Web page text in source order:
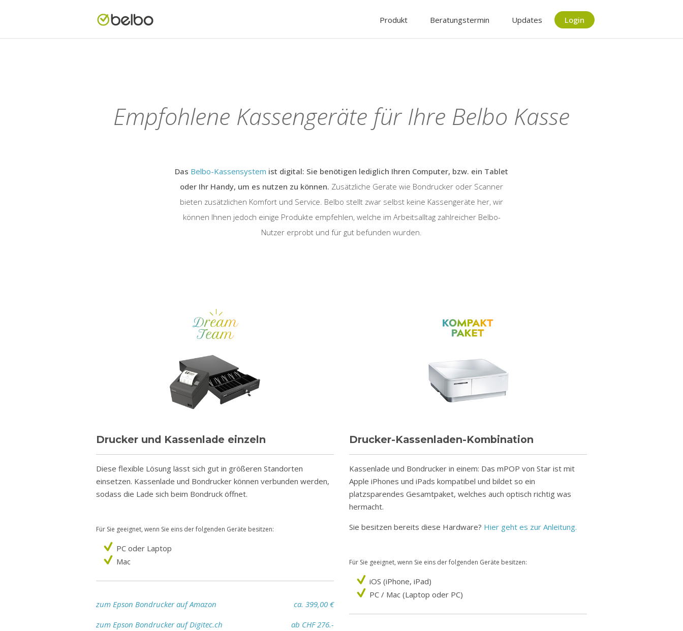
Produkt Beratungstermin Updates Login
Empfohlene Kassengeräte für Ihre Belbo Kasse
Das Belbo-Kassensystem ist digital: Sie benötigen lediglich Ihren Computer, bzw. ein Tablet
oder Ihr Handy, um es nutzen zu können. Zusätzliche Gerate wie Bondrucker oder Scanner
bieten zusätzlichen Komfort und Service. Belbo stellt zwar selbst keine Kassengeräte her, wir
können Ihnen jedoch einige Produkte empfehlen, welche im Arbeitsalltag zahlreicher Belbo-
Nutzer erprobt und für gut befunden wurden.
Drucker und Kassenlade einzeln
Diese flexible Lösung lässt sich gut in größeren Standorten
einsetzen. Kassenlade und Bondrucker können verbunden werden,
sodass die Lade sich beim Bondruck öffnet.
Für Sie geeignet, wenn Sie eins der folgenden Geräte besitzen:
PC oder Laptop
Mac
zum Epson Bondrucker auf Amazon
ca. 399,00 €
zum Epson Bondrucker auf Digitec.ch
ab CHF 276.-
Drucker-Kassenladen-Kombination
Kassenlade und Bondrucker in einem: Das mPOP von Star ist mit
Apple iPhones und iPads kompatibel und bildet so ein
platzsparendes Gesamtpaket, welches auch optisch richtig was
hermacht.
Sie besitzen bereits diese Hardware? Hier geht es zur Anleitung.
Für Sie geeignet, wenn Sie eins der folgenden Geräte besitzen:
iOS (iPhone, iPad)
PC / Mac (Laptop oder PC)